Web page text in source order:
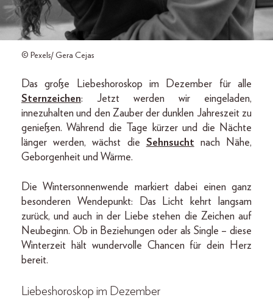
© Pexels/ Gera Cejas
Das große Liebeshoroskop im Dezember für alle
Sternzeichen: Jetzt werden wir eingeladen,
innezuhalten und den Zauber der dunklen Jahreszeit zu
genießen. Während die Tage kürzer und die Nächte
länger werden, wächst die Sehnsucht nach Nähe,
Geborgenheit und Wärme.
Die Wintersonnenwende markiert dabei einen ganz
besonderen Wendepunkt: Das Licht kehrt langsam
zurück, und auch in der Liebe stehen die Zeichen auf
Neubeginn. Ob in Beziehungen oder als Single – diese
Winterzeit hält wundervolle Chancen für dein Herz
bereit.
Liebeshoroskop im Dezember